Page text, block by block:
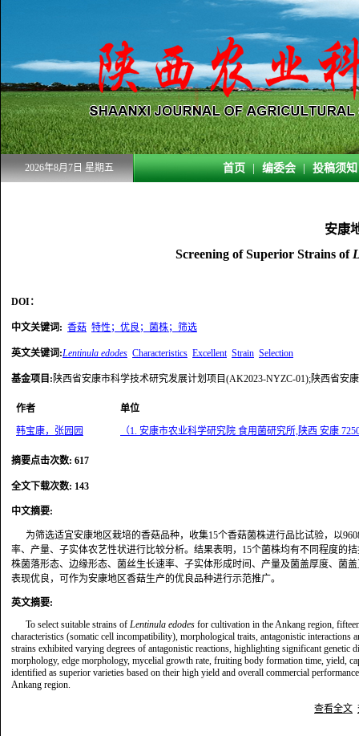
2026年8月7日 星期五 首页 | 编委会 | 投稿须知
安康
Screening of Superior Strains of
DOI：
中文关键词: 香菇 特性；优良；菌株；筛选
英文关键词:Lentinula edodes Characteristics Excellent Strain Selection
基金项目 : 陕西省安康市科学技术研究发展计划项目(AK2023-NYZC-01);陕西省安
作者
单位
韩宝康，张园园
（1. 安康市农业科学研究院 食用菌研究所,陕西 安康
摘要点击次数: 617
全文下载次数: 143
中文摘要:
为筛选适宜安康地区栽培的香菇品种，收集15个香菇菌株进行品比试验，以
率、产量、子实体农艺性状进行比较分析。结果表明，15个菌株均有不同程度的
株菌落形态、边缘形态、菌丝生长速率、子实体形成时间、产量及菌盖厚度、菌
表现优良，可作为安康地区香菇生产的优良品种进行示范推广。
英文摘要:
To select suitable strains of Lentinula edodes for cultivation in the Ankang region,
characteristics (somatic cell incompatibility), morphological traits, antagonistic
strains exhibited varying degrees of antagonistic reactions, highlighting significant
morphology, edge morphology, mycelial growth rate, fruiting body formation time, yield,
identified as superior varieties based on their high yield and overall commercial
Ankang region.
查看全文